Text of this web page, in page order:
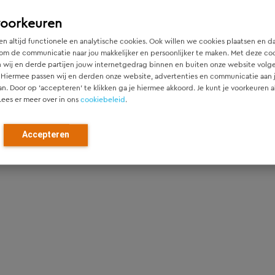
altijd functionele en analytische cookies. Ook willen we cookies plaatsen en
de communicatie naar jou makkelijker en persoonlijker te maken. Met deze
wij en derde partijen jouw internetgedrag binnen en buiten onze website
passen wij en derden onze website, advertenties en communicatie aan
Door op ‘accepteren’ te klikken ga je hiermee akkoord. Je kunt je voorkeuren
er meer over in onscookiebeleid.
Accepteren
naar zero-emissie
hubvisie Provincie Utrecht